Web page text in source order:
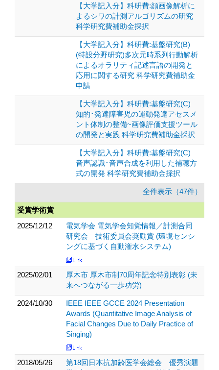
【大学記入分】科研費:顔画像解析に
よるシワの計測アルゴリズムの研究
科学研究費補助金採択
【大学記入分】科研費:基盤研究(B)
(特設分野研究)多次元時系列行動解析
によるオラリティ記述言語の開発と
応用に関する研究 科学研究費補助金
申請
【大学記入分】科研費:基盤研究(C)
知的･発達障害児の運動発達アセスメ
ント体制の整備~画像評価支援ツール
の開発と実践 科学研究費補助金採択
【大学記入分】科研費:基盤研究(C)
音声認識･音声合成を利用した補聴方
式の開発 科学研究費補助金採択
全件表示（47件）
受賞学術賞
2025/12/12
電気学会 電気学会知覚情報／計測合同
研究会 技術委員会奨励賞 (環境センシ
ングに基づく自動潅水システム)
2025/02/01
厚木市 厚木市制70周年記念特別表彰 (未
来へつながる一歩功労)
2024/10/30
IEEE IEEE GCCE 2024 Presentation
Awards (Quantitative Image Analysis of
Facial Changes Due to Daily Practice of
Singing)
2018/05/26
第18回日本抗加齢医学会総会 優秀演題